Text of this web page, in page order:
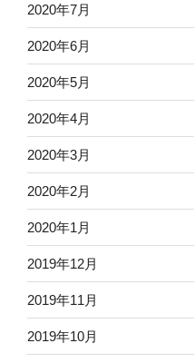
2020年7月
2020年6月
2020年5月
2020年4月
2020年3月
2020年2月
2020年1月
2019年12月
2019年11月
2019年10月